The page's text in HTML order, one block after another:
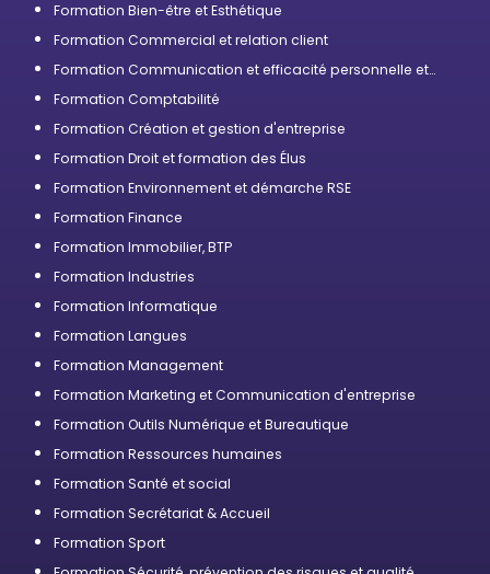
Formation Bien-être et Esthétique
Formation Commercial et relation client
Formation Communication et efficacité personnelle et
Formation Comptabilité
Formation Création et gestion d'entreprise
Formation Droit et formation des Élus
Formation Environnement et démarche RSE
Formation Finance
Formation Immobilier, BTP
Formation Industries
Formation Informatique
Formation Langues
Formation Management
Formation Marketing et Communication d'entreprise
Formation Outils Numérique et Bureautique
Formation Ressources humaines
Formation Santé et social
Formation Secrétariat & Accueil
Formation Sport